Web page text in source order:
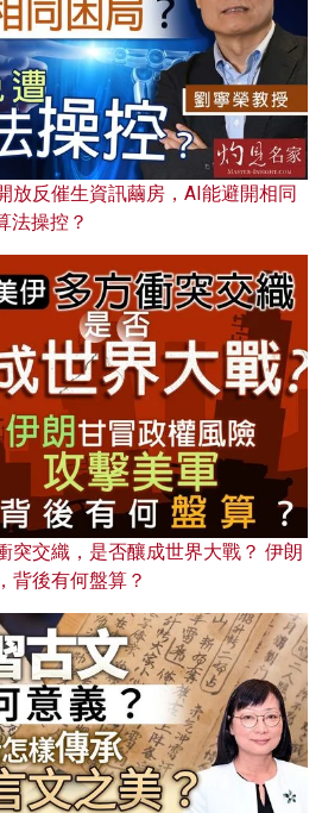
放反催生資訊繭房，AI能避開相同
法操控？
突交織，是否釀成世界大戰？ 伊朗
背後有何盤算？